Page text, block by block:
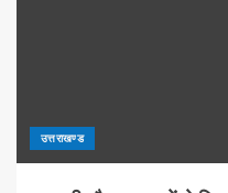
उत्तराखण्ड